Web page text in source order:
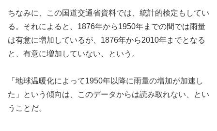
ちなみに、この国道交通省資料では、統計的検定もしてい
る。それによると、1876年から1950年までの間では雨量
は有意に増加しているが、1876年から2010年までとなる
と、有意に増加していない、という。
「地球温暖化によって1950年以降に雨量の増加が加速し
た」という傾向は、このデータからは読み取れない、とい
うことだ。